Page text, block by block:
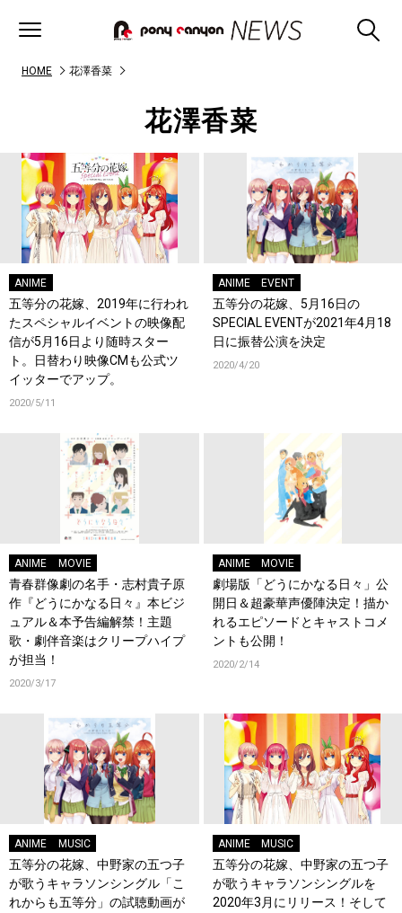
HOME 花澤香菜
花澤香菜
ANIME
五等分の花嫁、2019年に行われ
たスペシャルイベントの映像配
信が5月16日より随時スター
ト。日替わり映像CMも公式ツ
イッターでアップ。
2020/5/11
ANIME EVENT
五等分の花嫁、5月16日の
SPECIAL EVENTが2021年4月18
日に振替公演を決定
2020/4/20
ANIME MOVIE
青春群像劇の名手・志村貴子原
作『どうにかなる日々』本ビジ
ュアル＆本予告編解禁！主題
歌・劇伴音楽はクリープハイプ
が担当！
2020/3/17
ANIME MOVIE
劇場版「どうにかなる日々」公
開日＆超豪華声優陣決定！描か
れるエピソードとキャストコメ
ントも公開！
2020/2/14
ANIME MUSIC
五等分の花嫁、中野家の五つ子
が歌うキャラソンシングル「こ
れからも五等分」の試聴動画が
ANIME MUSIC
五等分の花嫁、中野家の五つ子
が歌うキャラソンシングルを
2020年3月にリリース！そして